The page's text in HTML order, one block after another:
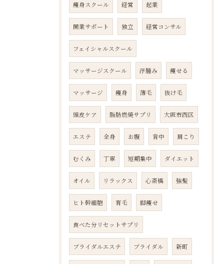
痩身スクール 経営 起業
開業サポート 独立 経営コンサル
フェイシャルスクール
マッサージスクール 浮腫み 痩せる
マッサージ 痩身 薄毛 抜け毛
頭皮ケア 脂肪燃焼サプリ 大阪市西区
エステ 全身 お腹 背中 肩こり
むくみ 丁寧 短期集中 ダイエット
オイル リラックス 心斎橋 強髪
ヒト幹細胞 育毛 脚痩せ
食べた分リセットサプリ
ブライダルエステ ブライダル 新町